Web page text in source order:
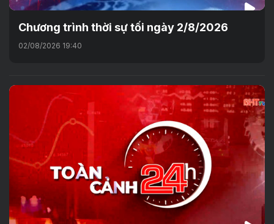
Chương trình thời sự tối ngày 2/8/2026
02/08/2026 19:40